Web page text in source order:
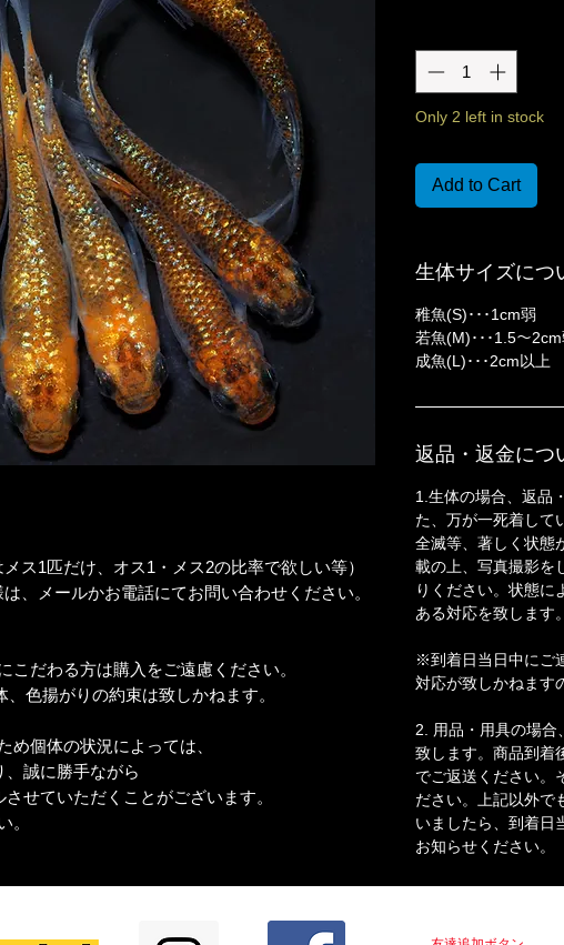
ス1匹だけ、オス1・メス2の比率で欲しい等）
、メールかお電話にてお問い合わせください。
だわる方は購入をご遠慮ください。
揚がりの約束は致しかねます。
個体の状況によっては、
誠に勝手ながら
ていただくことがございます。
Only 2 left in stock
Add to Cart
生体サイズにつ
稚魚(S)･･･1cm弱
若魚(M)･･･1.5〜
成魚(L)･･･2cm以上
返品・返金につ
1.生体の場合、返品
た、万が一死着して
全滅等、著しく状態
載の上、写真撮影を
りください。状態に
ある対応を致します。
※到着日当日中にご
対応が致しかねます
2. 用品・用具の場合
致します。商品到着
でご返送ください。
ださい。上記以外で
いましたら、到着日
お知らせください。